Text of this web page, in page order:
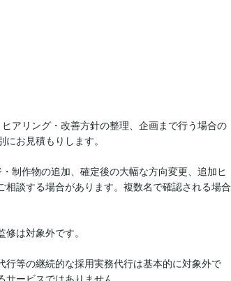
アリング・改善方針の整理、企画まで行う場合の
お見積もりします。
制作物の追加、確定後の大幅な方向変更、追加ヒ
談する場合があります。複数名で確認される場合
は対象外です。
等の継続的な採用実務代行は基本的に対象外で
ービスではありません。